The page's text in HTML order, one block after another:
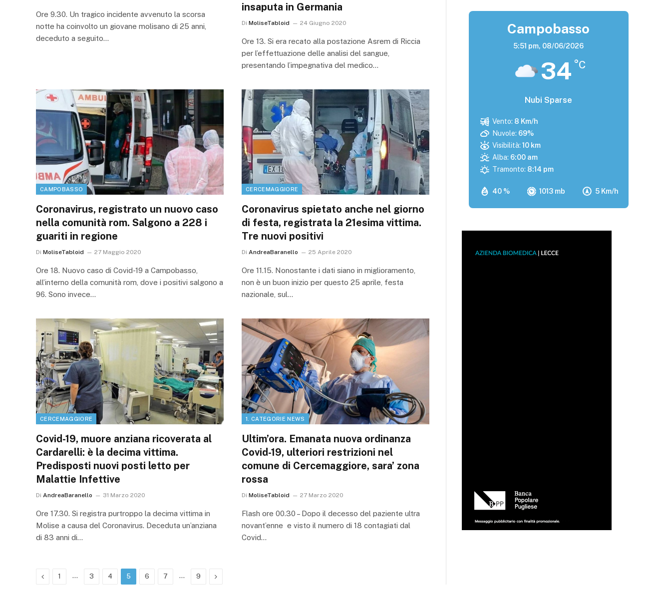
Ore 9.30. Un tragico incidente avvenuto la scorsa
notte ha coinvolto un giovane molisano di 25 anni,
deceduto a seguito…
insaputa in Germania
Di MoliseTabloid 24 Giugno 2020
Ore 13. Si era recato alla postazione Asrem di Riccia
per l’effettuazione delle analisi del sangue,
presentando l’impegnativa del medico…
CAMPOBASSO
Coronavirus, registrato un nuovo caso
nella comunità rom. Salgono a 228 i
guariti in regione
Di MoliseTabloid 27 Maggio 2020
Ore 18. Nuovo caso di Covid-19 a Campobasso,
all’interno della comunità rom, dove i positivi salgono a
96. Sono invece…
CERCEMAGGIORE
Coronavirus spietato anche nel giorno
di festa, registrata la 21esima vittima.
Tre nuovi positivi
Di AndreaBaranello 25 Aprile 2020
Ore 11.15. Nonostante i dati siano in miglioramento,
non è un buon inizio per questo 25 aprile, festa
nazionale, sul…
CERCEMAGGIORE
Covid-19, muore anziana ricoverata al
Cardarelli: è la decima vittima.
Predisposti nuovi posti letto per
Malattie Infettive
Di AndreaBaranello 31 Marzo 2020
Ore 17.30. Si registra purtroppo la decima vittima in
Molise a causa del Coronavirus. Deceduta un’anziana
di 83 anni di…
1. CATEGORIE NEWS
Ultim’ora. Emanata nuova ordinanza
Covid-19, ulteriori restrizioni nel
comune di Cercemaggiore, sara’ zona
rossa
Di MoliseTabloid 27 Marzo 2020
Flash ore 00.30 – Dopo il decesso del paziente ultra
novant’enne e visto il numero di 18 contagiati dal
Covid…
Precedente
1 … 3 4 5 6 7 … 9 Prossimo
Campobasso
5:51 pm, 08/06/2026
34 °C
Nubi Sparse
40 % 1013 mb 5 Km/h
Vento: 8 Km/h
Nuvole: 69%
Visibilità: 10 km
Alba: 6:00 am
Tramonto: 8:14 pm